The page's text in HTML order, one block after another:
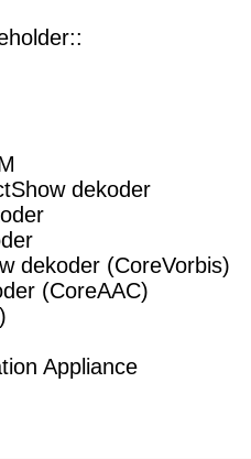
dekoder
dekoder (CoreVorbis)
(CoreAAC)
Appliance